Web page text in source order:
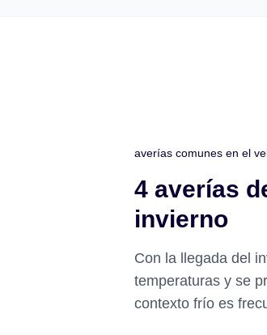
averías comunes en el
4 averías
invierno
Con la llegada del
temperaturas y se
contexto frío es